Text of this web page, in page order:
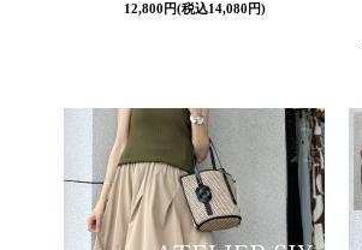
12,800円(税込14,080円)